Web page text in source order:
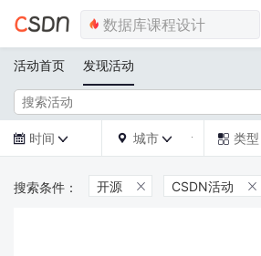
活动首页 发现活动
 时间   城市   类型
开源  CSDN活动 